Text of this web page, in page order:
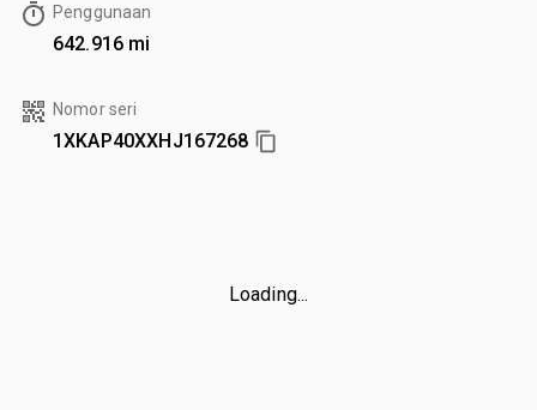
Penggunaan
642.916 mi
Nomor seri
1XKAP40XXHJ167268
Loading...